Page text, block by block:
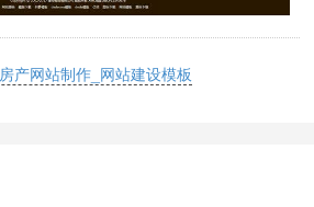
产网站制作_网站建设模板